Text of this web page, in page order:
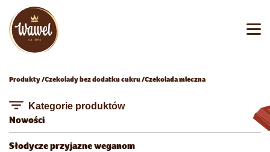
Produkty Czekolady bez dodatku cukru Czekolada mleczna
Kategorie produktów
Nowości
Słodycze przyjazne weganom